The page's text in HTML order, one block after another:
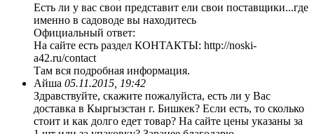
Есть ли у вас свои представит ели свои поставщики...где
именно в садоводе вы находитесь
Официальный ответ:
На сайте есть раздел КОНТАКТЫ: http://noski-
a42.ru/contact
Там вся подробная информация.
Айша 05.11.2015, 19:42
Здравствуйте, скажите пожалуйста, есть ли у Вас
доставка в Кыргызстан г. Бишкек? Если есть, то сколько
стоит и как долго едет товар? На сайте цены указаны за